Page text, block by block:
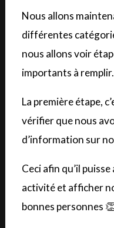
Nous allons
différentes
nous allons voir
importants à remplir.
La première étape,
vérifier que nous
d’information sur
Ceci afin qu’il
activité et afficher
bonnes personnes